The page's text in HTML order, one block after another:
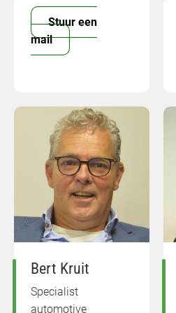
Stuur een
mail
Bert Kruit
Specialist
automotive